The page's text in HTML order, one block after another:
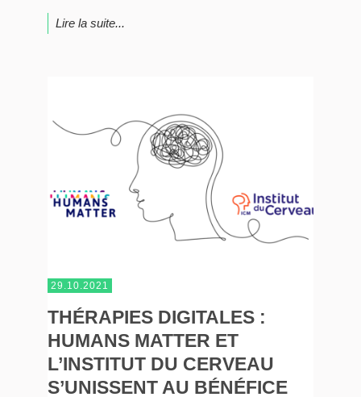
29.10.2021
THÉRAPIES DIGITALES :
HUMANS MATTER ET
L’INSTITUT DU CERVEAU
S’UNISSENT AU BÉNÉFICE